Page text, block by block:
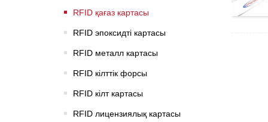
RFID қағаз картасы
RFID эпоксидті картасы
RFID металл картасы
RFID кілттік форсы
RFID кілт картасы
RFID лицензиялық картасы